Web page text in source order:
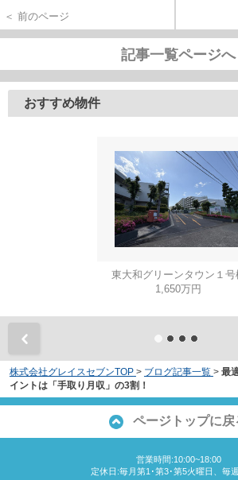
＜ 前のページ
記事一覧ページへ
おすすめ物件
東大和グリーンタウン１号
1,650万円
株式会社グレイスセブンTOP > ブログ記事一覧 > 最
イントは「手取り月収」の3割！
ページトップに戻
営業時間:10:00~18:00
定休日:毎月第1･第3･第5火曜日、毎